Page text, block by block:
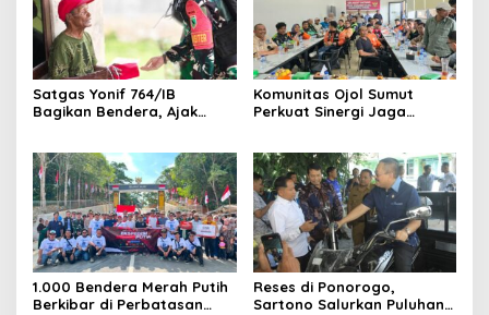
Satgas Yonif 764/IB
Bagikan Bendera, Ajak
Komunitas Ojol Sumut
Perkuat Sinergi Jaga
1.000 Bendera Merah Putih
Berkibar di Perbatasan
Reses di Ponorogo,
Sartono Salurkan Puluhan